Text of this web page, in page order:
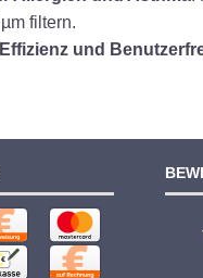
filtern.
und